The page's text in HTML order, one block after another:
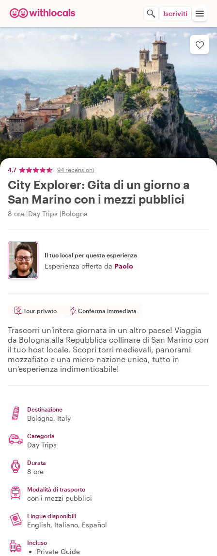
Iscriviti
4,7 94 recensioni
City Explorer: Gita di un giorno a
San Marino con i mezzi pubblici
8 ore Day Trips Bologna
Il tuo local per questa esperienza
Esperienza offerta da Paolo
Tour privato Conferma immediata
Trascorri un'intera giornata in un altro paese! Viaggia
da Bologna alla Repubblica collinare di San Marino con
il tuo host locale. Scopri torri medievali, panorami
mozzafiato e una micro-nazione unica, tutto in
un'esperienza indimenticabile!
Destinazione
Bologna, Italy
Categoria
Day Trips
Durata
8 ore
Modalità di trasporto
con i mezzi pubblici
Lingue disponibili
English, Italiano, Español
Incluso
Private Guide